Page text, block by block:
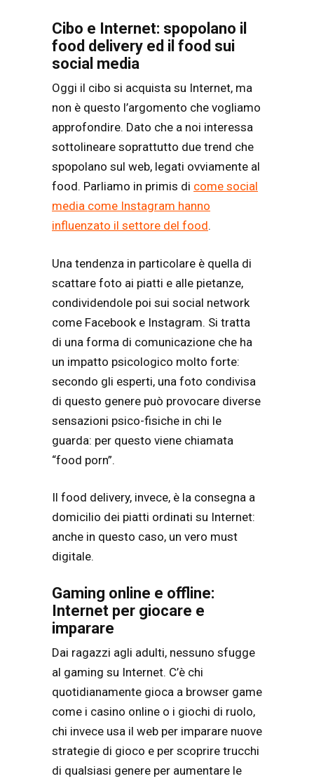
Cibo e Internet: spopolano il
food delivery ed il food sui
social media
Oggi il cibo si acquista su Internet, ma
non è questo l’argomento che vogliamo
approfondire. Dato che a noi interessa
sottolineare soprattutto due trend che
spopolano sul web, legati ovviamente al
food. Parliamo in primis di come social
media come Instagram hanno
influenzato il settore del food.
Una tendenza in particolare è quella di
scattare foto ai piatti e alle pietanze,
condividendole poi sui social network
come Facebook e Instagram. Si tratta
di una forma di comunicazione che ha
un impatto psicologico molto forte:
secondo gli esperti, una foto condivisa
di questo genere può provocare diverse
sensazioni psico-fisiche in chi le
guarda: per questo viene chiamata
“food porn”.
Il food delivery, invece, è la consegna a
domicilio dei piatti ordinati su Internet:
anche in questo caso, un vero must
digitale.
Gaming online e offline:
Internet per giocare e
imparare
Dai ragazzi agli adulti, nessuno sfugge
al gaming su Internet. C’è chi
quotidianamente gioca a browser game
come i casino online o i giochi di ruolo,
chi invece usa il web per imparare nuove
strategie di gioco e per scoprire trucchi
di qualsiasi genere per aumentare le